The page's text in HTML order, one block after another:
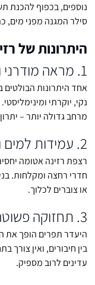
נוספים, בכפוף להכנת
סילר המגנה מפני מים,
היתרונות של
1. מראה מודרני ואחיד
אחד היתרונות
נקי, יוקרתי
מרחב גדולה יותר –
2. עמידות למים וללחות
רצפת רזינה אטומה
חדרי רחצה ומקלחות.
או צוברים לכלוך.
3. תחזוקה פשוטה
היעדר תפרים הופך את
בין חיבורים, ואין צורך
עדינים לרוב מספיק.